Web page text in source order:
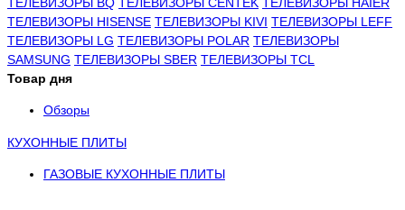
ТЕЛЕВИЗОРЫ HISENSE ТЕЛЕВИЗОРЫ KIVI ТЕЛЕВИЗОРЫ LEFF
ТЕЛЕВИЗОРЫ LG ТЕЛЕВИЗОРЫ POLAR ТЕЛЕВИЗОРЫ
SAMSUNG ТЕЛЕВИЗОРЫ SBER ТЕЛЕВИЗОРЫ TCL
Товар дня
Обзоры
КУХОННЫЕ ПЛИТЫ
ГАЗОВЫЕ КУХОННЫЕ ПЛИТЫ